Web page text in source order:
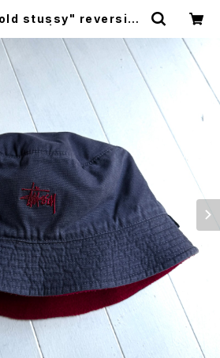
stussy" reversibl